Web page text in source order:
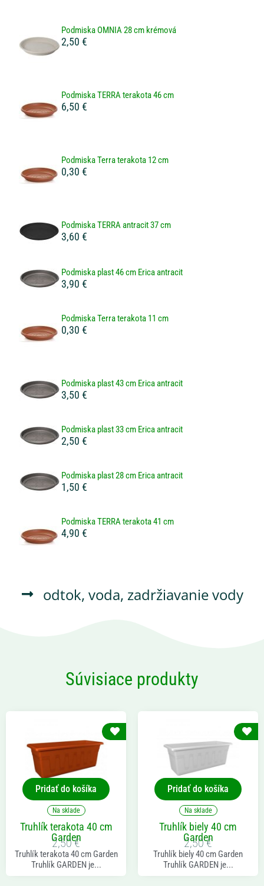
Podmiska OMNIA 28 cm krémová
2,50 €
Podmiska TERRA terakota 46 cm
6,50 €
Podmiska Terra terakota 12 cm
0,30 €
Podmiska TERRA antracit 37 cm
3,60 €
Podmiska plast 46 cm Erica antracit
3,90 €
Podmiska Terra terakota 11 cm
0,30 €
Podmiska plast 43 cm Erica antracit
3,50 €
Podmiska plast 33 cm Erica antracit
2,50 €
Podmiska plast 28 cm Erica antracit
1,50 €
Podmiska TERRA terakota 41 cm
4,90 €
odtok, voda, zadržiavanie vody
Súvisiace produkty
Pridať do košíka
Na sklade
Truhlík terakota 40 cm
Garden
2,50€
Truhlík terakota 40 cm Garden
Truhlík GARDEN je...
Pridať do košíka
Na sklade
Truhlík biely 40 cm
Garden
2,50€
Truhlík biely 40 cm Garden
Truhlík GARDEN je...